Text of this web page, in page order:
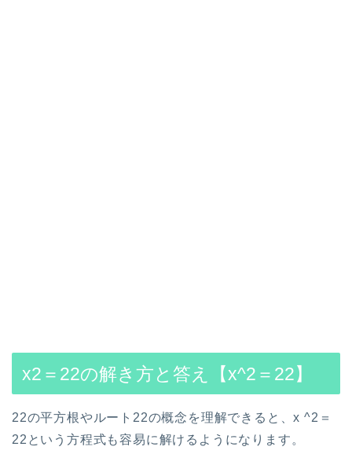
x2＝22の解き方と答え【x^2＝22】
22の平方根やルート22の概念を理解できると、x ^2＝
22という方程式も容易に解けるようになります。